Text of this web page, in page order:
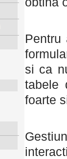
si ca
tabele
foarte